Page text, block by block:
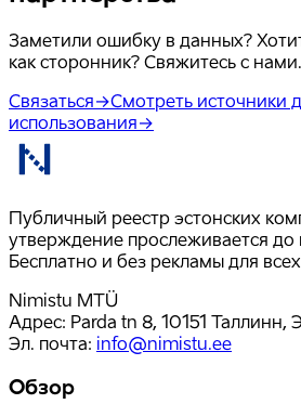
Заметили ошибку в данных?
как сторонник? Свяжитесь с нами.
Связаться→Смотреть источники
использования→
Публичный реестр эстонских
утверждение прослеживается до
Бесплатно и без рекламы для
Nimistu MTÜ
Адрес: Parda tn 8, 10151 Таллинн,
Эл. почта: info@nimistu.ee
Обзор